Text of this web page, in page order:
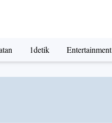
1detik Entertainment